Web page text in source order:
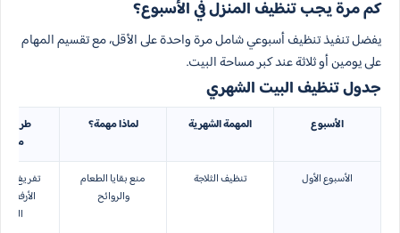
كم مرة يجب تنظيف المنزل في الأسبوع؟
يفضل تنفيذ تنظيف أسبوعي شامل مرة واحدة على الأقل، مع تقسيم المهام
على يومين أو ثلاثة عند كبر مساحة البيت.
جدول تنظيف البيت الشهري
الأسبوع المهمة الشهرية لماذا مهمة؟
طريقة
الأسبوع الأول
تنظيف الثلاجة
منع بقايا الطعام
والروائح
تفريغ
الأرفف،